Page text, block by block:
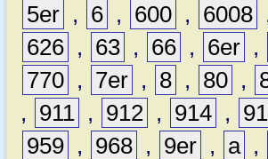
5er , 6 , 600 , 6008
626 , 63 , 66 , 6er ,
770 , 7er , 8 , 80 ,
,
911 , 912 , 914 ,
959 , 968 , 9er , a ,